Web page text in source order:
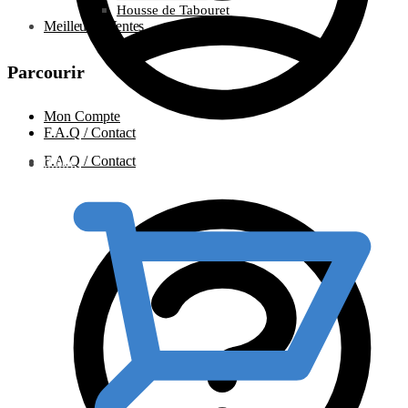
F.A.Q / Contact
Housse de Tabouret
Meilleures Ventes
Parcourir
Mon Compte
F.A.Q / Contact
0.00€